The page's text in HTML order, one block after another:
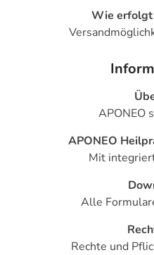
Wie erfolgt
APONEO
APONEO
Mit
Alle
Rechte und